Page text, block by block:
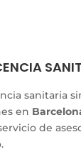
sanitaria
en
de